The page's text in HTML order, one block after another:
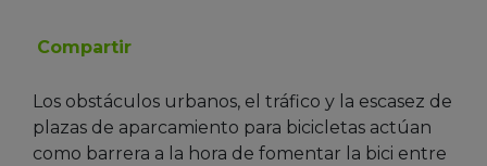
Compartir
Los obstáculos urbanos, el tráfico y la escasez de
plazas de aparcamiento para bicicletas actúan
como barrera a la hora de fomentar la bici entre